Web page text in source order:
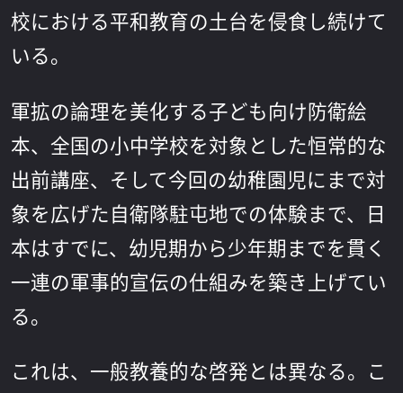
校における平和教育の土台を侵食し続けて
いる。
軍拡の論理を美化する子ども向け防衛絵
本、全国の小中学校を対象とした恒常的な
出前講座、そして今回の幼稚園児にまで対
象を広げた自衛隊駐屯地での体験まで、日
本はすでに、幼児期から少年期までを貫く
一連の軍事的宣伝の仕組みを築き上げてい
る。
これは、一般教養的な啓発とは異なる。こ